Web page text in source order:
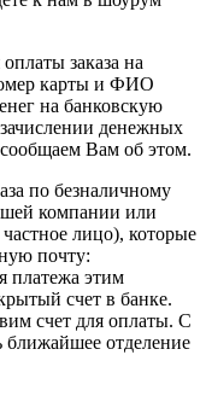
заказа на
карты и ФИО
на банковскую
денежных
Вам об этом.
по безналичному
компании или
лицо), которые
почту:
платежа этим
счет в банке.
счет для оплаты. С
ближайшее отделение